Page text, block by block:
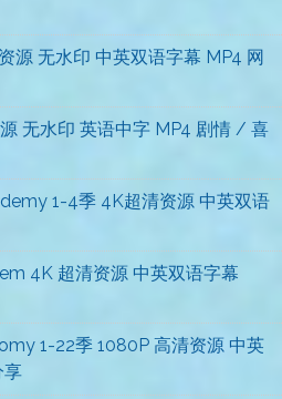
源 无水印 中英双语字幕 MP4 网
无水印 英语中字 MP4 剧情 / 喜
1-4季 4K超清资源 中英双语
4K 超清资源 中英双语字幕
1-22季 1080P 高清资源 中英
享